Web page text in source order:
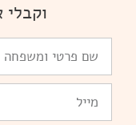
וקבלי
פרטי
ומשפחה